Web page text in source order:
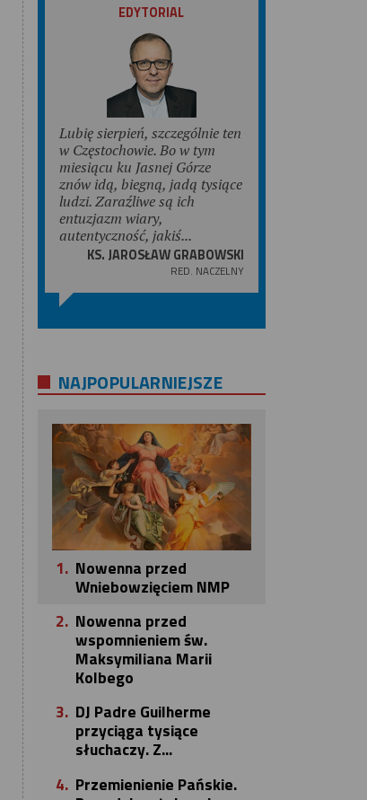
EDYTORIAL
Lubię sierpień, szczególnie ten
w Częstochowie. Bo w tym
miesiącu ku Jasnej Górze
znów idą, biegną, jadą tysiące
ludzi. Zaraźliwe są ich
entuzjazm wiary,
autentyczność, jakiś...
KS. JAROSŁAW GRABOWSKI
RED. NACZELNY
NAJPOPULARNIEJSZE
1. Nowenna przed
Wniebowzięciem NMP
2. Nowenna przed
wspomnieniem św.
Maksymiliana Marii
Kolbego
3. DJ Padre Guilherme
przyciąga tysiące
słuchaczy. Z...
4. Przemienienie Pańskie.